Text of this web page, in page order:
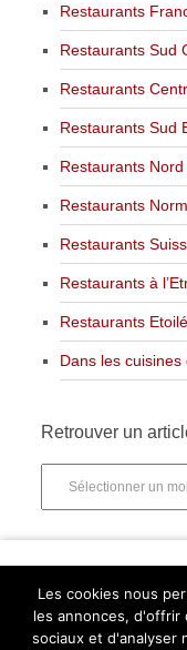
Restaurants
Restaurants Sud
Restaurants
Restaurants Sud
Restaurants Nord
Restaurants
Restaurants
Restaurants à
Restaurants
Dans les cuisines
Retrouver un
Les cookies nous
les annonces, d'offrir
sociaux et d'analyser